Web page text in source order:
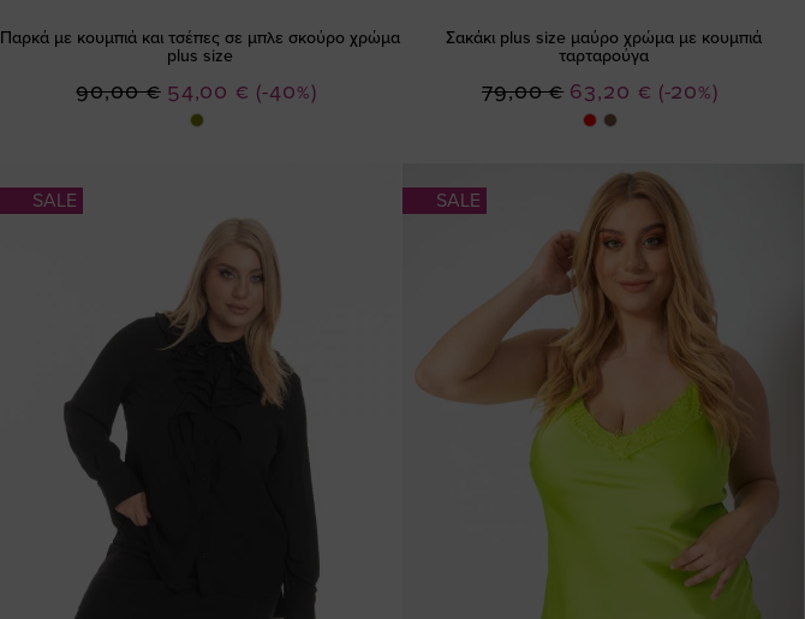
Παρκά με κουμπιά και τσέπες σε μπλε σκούρο χρώμα
plus size
(-40%)
Ειδική
Τιμή
54,00 €
90,00 €
Σακάκι plus size μαύρο χρώμα με κουμπιά
ταρταρούγα
(-20%)
Ειδική
Τιμή
63,20 €
79,00 €
SALE SALE